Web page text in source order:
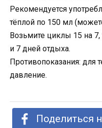
Рекомендуется
тёплой по 150 мл
Возьмите циклы 15 на 7,
и 7 дней отдыха.
Противопоказания: для
давление.
Поделиться